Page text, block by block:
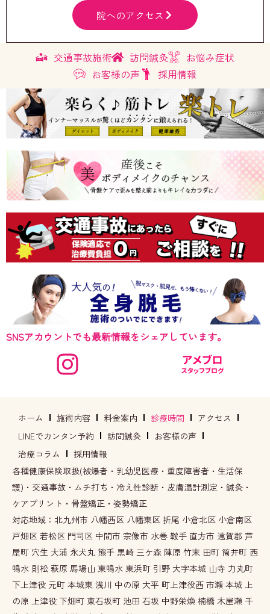
院へのアクセス
交通事故施術 訪問鍼灸
お悩み症状
お客様の声
採用情報
SNSアカウントでも最新情報をシェアしています。
ホーム 施術内容 料金案内 診療時間
アクセス
LINEでカンタン予約
訪問鍼灸
お客様の声
治療コラム
採用情報
各種健康保険取扱(被爆者・乳幼児医療・重度障害者・生活保
護)・交通事故・ムチ打ち・冷え性診断・皮膚温計測定・鍼灸・
ケアプリント・骨盤矯正・姿勢矯正
対応地域：北九州市 八幡西区 八幡東区 折尾 小倉北区 小倉南区
戸畑区 若松区 門司区 中間市 宗像市 水巻 鞍手 直方市 遠賀郡 芦
屋町 穴生 大浦 永犬丸 熊手 黒崎 三ケ森 陣原 竹末 田町 筒井町 西
鳴水 則松 萩原 馬場山 東鳴水 東浜町 引野 大字本城 山寺 力丸町
下上津役 元町 本城東 浅川 中の原 大平 町上津役西 市瀬 本城 上
の原 上津役 下畑町 東石坂町 池田 石坂 中野栄煥 楠橋 木屋瀬 千